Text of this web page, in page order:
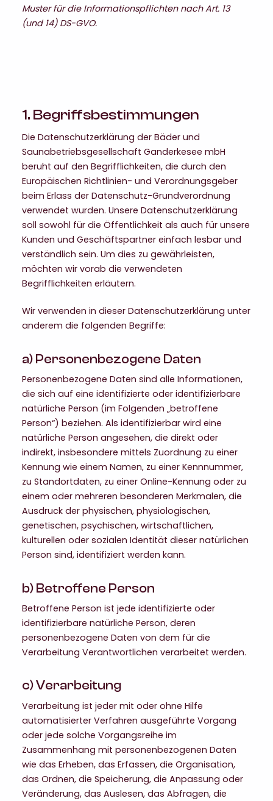
Muster für die Informationspflichten nach Art. 13
(und 14) DS-GVO.
1. Begriffsbestimmungen
Die Datenschutzerklärung der Bäder und
Saunabetriebsgesellschaft Ganderkesee mbH
beruht auf den Begrifflichkeiten, die durch den
Europäischen Richtlinien- und Verordnungsgeber
beim Erlass der Datenschutz-Grundverordnung
verwendet wurden. Unsere Datenschutzerklärung
soll sowohl für die Öffentlichkeit als auch für unsere
Kunden und Geschäftspartner einfach lesbar und
verständlich sein. Um dies zu gewährleisten,
möchten wir vorab die verwendeten
Begrifflichkeiten erläutern.
Wir verwenden in dieser Datenschutzerklärung unter
anderem die folgenden Begriffe:
a) Personenbezogene Daten
Personenbezogene Daten sind alle Informationen,
die sich auf eine identifizierte oder identifizierbare
natürliche Person (im Folgenden „betroffene
Person“) beziehen. Als identifizierbar wird eine
natürliche Person angesehen, die direkt oder
indirekt, insbesondere mittels Zuordnung zu einer
Kennung wie einem Namen, zu einer Kennnummer,
zu Standortdaten, zu einer Online-Kennung oder zu
einem oder mehreren besonderen Merkmalen, die
Ausdruck der physischen, physiologischen,
genetischen, psychischen, wirtschaftlichen,
kulturellen oder sozialen Identität dieser natürlichen
Person sind, identifiziert werden kann.
b) Betroffene Person
Betroffene Person ist jede identifizierte oder
identifizierbare natürliche Person, deren
personenbezogene Daten von dem für die
Verarbeitung Verantwortlichen verarbeitet werden.
c) Verarbeitung
Verarbeitung ist jeder mit oder ohne Hilfe
automatisierter Verfahren ausgeführte Vorgang
oder jede solche Vorgangsreihe im
Zusammenhang mit personenbezogenen Daten
wie das Erheben, das Erfassen, die Organisation,
das Ordnen, die Speicherung, die Anpassung oder
Veränderung, das Auslesen, das Abfragen, die